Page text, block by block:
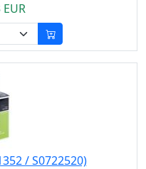
/ S0722520)